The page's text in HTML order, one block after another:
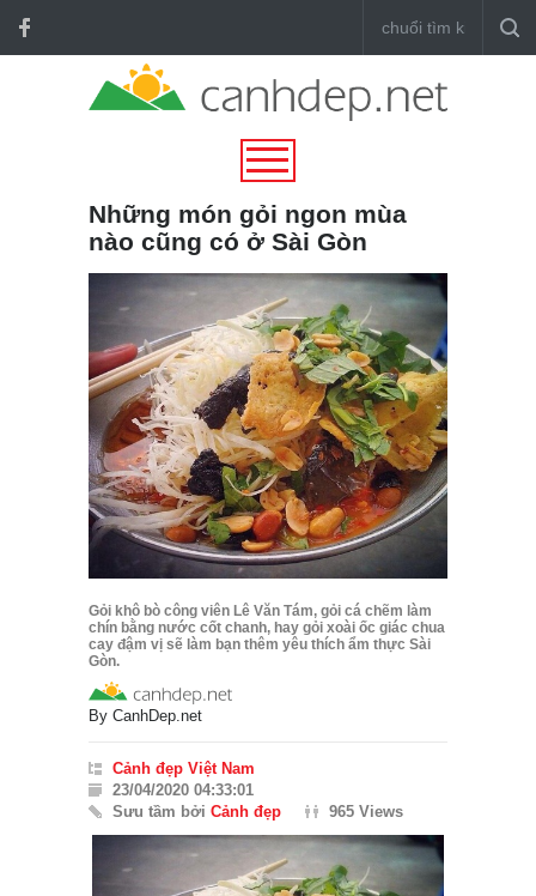
Những món gỏi ngon mùa
nào cũng có ở Sài Gòn
Gỏi khô bò công viên Lê Văn Tám, gỏi cá chẽm làm
chín bằng nước cốt chanh, hay gỏi xoài ốc giác chua
cay đậm vị sẽ làm bạn thêm yêu thích ẩm thực Sài
Gòn.
By CanhDep.net
Cảnh đẹp Việt Nam
23/04/2020 04:33:01
Sưu tầm bởi Cảnh đẹp 965 Views